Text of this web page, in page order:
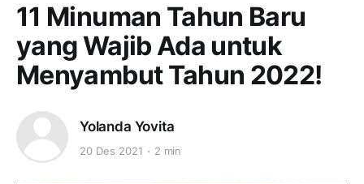
11 Minuman Tahun Baru
yang Wajib Ada untuk
Menyambut Tahun 2022!
Yolanda Yovita
20 Des 2021 2 min